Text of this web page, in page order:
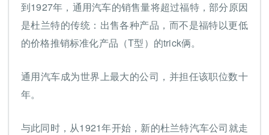
到1927年，通用汽车的销售量将超过福特，部分原因
是杜兰特的传统：出售各种产品，而不是福特以更低
的价格推销标准化产品（T型）的trick俩。
通用汽车成为世界上最大的公司，并担任该职位数十
年。
与此同时，从1921年开始，新的杜兰特汽车公司就走